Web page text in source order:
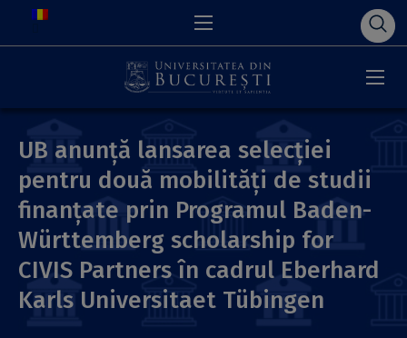
UB anunță lansarea selecției
pentru două mobilități de studii
finanțate prin Programul Baden-
Württemberg scholarship for
CIVIS Partners în cadrul Eberhard
Karls Universitaet Tübingen